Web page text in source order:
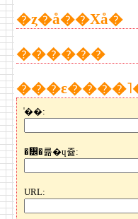
�ȥ�å��Хå�
������
̾��:
�᡼�륢�ɥ쥹:
URL: